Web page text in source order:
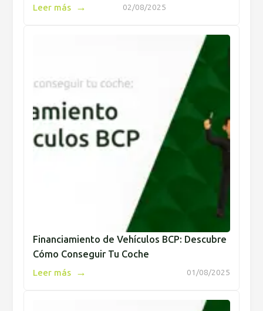
02/08/2025
Leer más →
Financiamiento de Vehículos BCP: Descubre
Cómo Conseguir Tu Coche
01/08/2025
Leer más →